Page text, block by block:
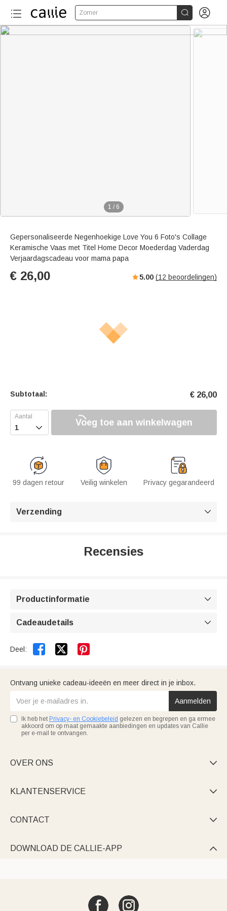
Zomer  
1 / 6
Gepersonaliseerde Negenhoekige Love You 6 Foto's Collage
Keramische Vaas met Titel Home Decor Moederdag Vaderdag
Verjaardagscadeau voor mama papa
€ 26,00 5.00 (12 beoordelingen)
Subtotaal: € 26,00
 Voeg toe aan winkelwagen
99 dagen retour Veilig winkelen Privacy gegarandeerd
Verzending 
Recensies
Productinformatie 
Cadeaudetails 
Deel:  
Ontvang unieke cadeau-ideeën en meer direct in je inbox.
Aanmelden
Ik heb het Privacy- en Cookiebeleid gelezen en begrepen en ga ermee
akkoord om op maat gemaakte aanbiedingen en updates van Callie
per e-mail te ontvangen.
OVER ONS 
KLANTENSERVICE 
CONTACT 
DOWNLOAD DE CALLIE-APP 